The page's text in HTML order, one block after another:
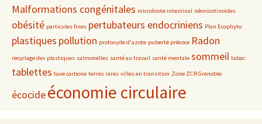
Malformations congénitales microbiote intestinal néonicotinoïdes
obésité particules fines pertubateurs endocriniens Plan Ecophyto
plastiques pollution protoxyde d'azote puberté précoce Radon
recyclage des plastiques salmonelles santé au travail santé mentale sommeil tabac
tablettes taxe carbone terres rares villes en transition Zone ZCR Grenoble
écocideéconomie circulaire